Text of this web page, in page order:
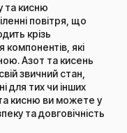
та кисню
повітря, що
крізь
компонентів, які
Азот та кисень
звичний стан,
для тих чи інших
кисню ви можете у
та довговічність